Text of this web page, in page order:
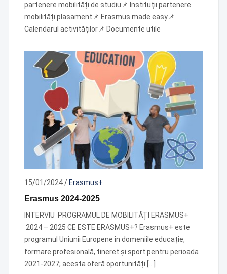
partenere mobilități de studiu📌 Instituții partenere
mobilități plasament📌 Erasmus made easy📌
Calendarul activităților📌 Documente utile
15/01/2024/ Erasmus+
Erasmus 2024-2025
INTERVIU PROGRAMUL DE MOBILITĂȚI ERASMUS+
2024 – 2025 CE ESTE ERASMUS+? Erasmus+ este
programul Uniunii Europene în domeniile educație,
formare profesională, tineret și sport pentru perioada
2021-2027; acesta oferă oportunități […]